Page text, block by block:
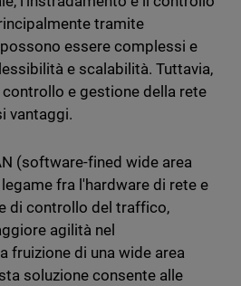
tramite
essere complessi e
e scalabilità. Tuttavia,
e gestione della rete
vantaggi.
(software-fined wide area
fra l'hardware di rete e
di controllo del traffico,
agilità nel
fruizione di una wide area
soluzione consente alle